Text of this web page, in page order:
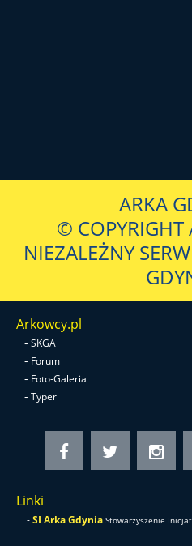
ARKA
© COPYRIGHT
NIEZALEŻNY
Arkowcy.pl
- SKGA
- Forum
- Foto-Galeria
- Typer
Linki
-SI Arka Gdynia Stowarzyszenie